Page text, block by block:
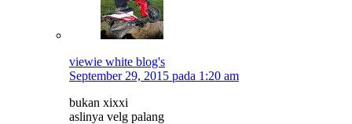
viewie white blog's
September 29, 2015 pada 1:20 am
bukan xixxi
aslinya velg palang